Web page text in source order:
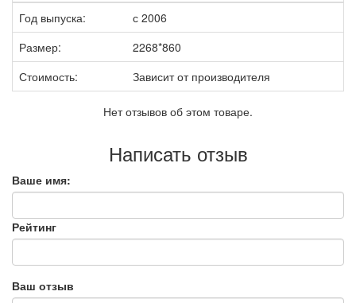
Год выпуска:
с 2006
Размер:
2268*860
Стоимость:
Зависит от производителя
Нет отзывов об этом товаре.
Написать отзыв
Ваше имя:
Рейтинг
Ваш отзыв